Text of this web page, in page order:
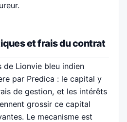
et frais du contrat
de Lionvie bleu indien
par Predica : le capital y
de gestion, et les intérêts
grossir ce capital
Le mecanisme est